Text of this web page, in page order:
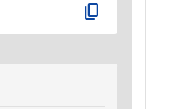
content_copy